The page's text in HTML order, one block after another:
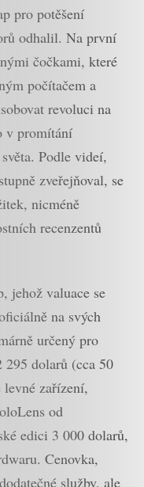
pro potěšení
odhalil. Na první
čočkami, které
počítačem a
revoluci na
v promítání
Podle videí,
zveřejňoval, se
nicméně
recenzentů
jehož valuace se
na svých
určený pro
dolarů (cca 50
zařízení,
od
edici 3 000 dolarů,
Cenovka,
služby, ale